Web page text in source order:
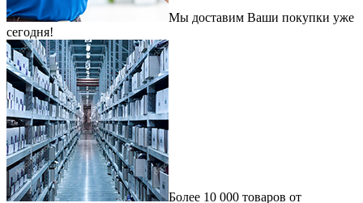
Мы доставим Ваши покупки уже
сегодня!
Более 10 000 товаров от